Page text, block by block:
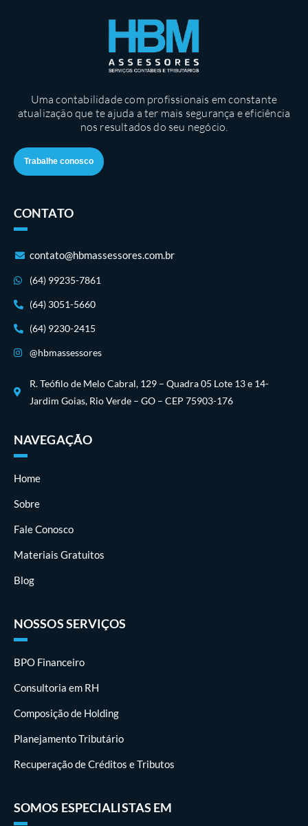
Uma contabilidade com profissionais em constante
atualização que te ajuda a ter mais segurança e eficiência
nos resultados do seu negócio.
Trabalhe conosco
CONTATO
contato@hbmassessores.com.br
(64) 99235-7861
(64) 3051-5660
(64) 9230-2415
@hbmassessores
R. Teófilo de Melo Cabral, 129 – Quadra 05 Lote 13 e 14-
Jardim Goias, Rio Verde – GO – CEP 75903-176
NAVEGAÇÃO
Home
Sobre
Fale Conosco
Materiais Gratuitos
Blog
NOSSOS SERVIÇOS
BPO Financeiro
Consultoria em RH
Composição de Holding
Planejamento Tributário
Recuperação de Créditos e Tributos
SOMOS ESPECIALISTAS EM